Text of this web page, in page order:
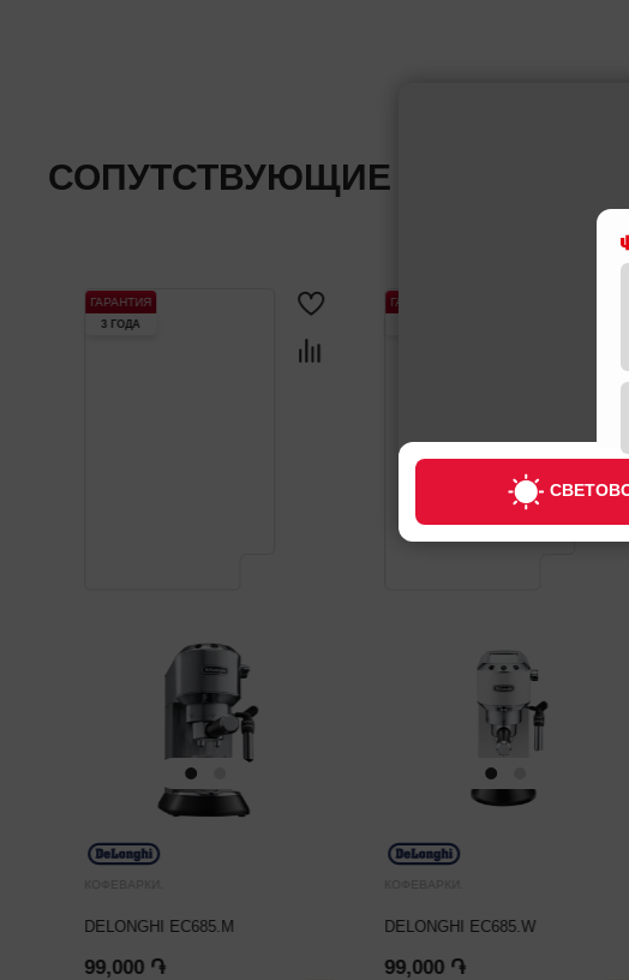
СОПУТСТВУЮЩИЕ ТОВАРЫ
ГАРАНТИЯ
3 ГОДА
DELONGHI EC685.M
99,000 ֏
ГАРАНТИЯ
DELONGHI EC685.W
99,000 ֏